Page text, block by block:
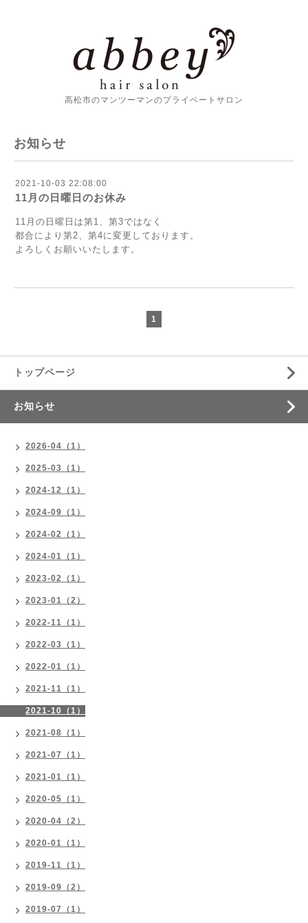
高松市のマンツーマンのプライベートサロン
お知らせ
2021-10-03 22:08:00
11月の日曜日のお休み
11月の日曜日は第1、第3ではなく
都合により第2、第4に変更しております。
よろしくお願いいたします。
1
トップページ
お知らせ
2026-04（1）
2025-03（1）
2024-12（1）
2024-09（1）
2024-02（1）
2024-01（1）
2023-02（1）
2023-01（2）
2022-11（1）
2022-03（1）
2022-01（1）
2021-11（1）
2021-10（1）
2021-08（1）
2021-07（1）
2021-01（1）
2020-05（1）
2020-04（2）
2020-01（1）
2019-11（1）
2019-09（2）
2019-07（1）